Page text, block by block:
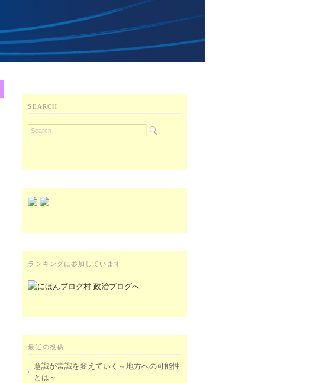
SEARCH
ランキングに参加しています
最近の投稿
意識が常識を変えていく～地方への可能性
とは～